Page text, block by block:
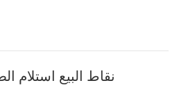
نقاط البيع استلام